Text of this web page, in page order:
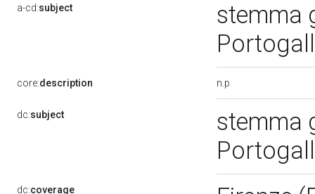
a-cd:subject
stemma
core:description n.p
dc:subject
stemma
dc:coverage